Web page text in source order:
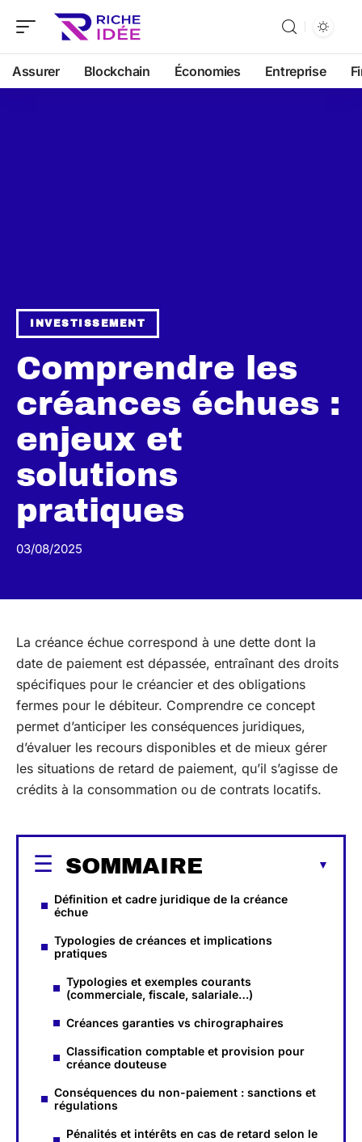
Assurer Blockchain Économies Entreprise
INVESTISSEMENT
Comprendre les
créances échues :
enjeux et
solutions
pratiques
03/08/2025
La créance échue correspond à une dette dont la
date de paiement est dépassée, entraînant des droits
spécifiques pour le créancier et des obligations
fermes pour le débiteur. Comprendre ce concept
permet d’anticiper les conséquences juridiques,
d’évaluer les recours disponibles et de mieux gérer
les situations de retard de paiement, qu’il s’agisse de
crédits à la consommation ou de contrats locatifs.
SOMMAIRE
Définition et cadre juridique de la créance
échue
Typologies de créances et implications
pratiques
Typologies et exemples courants
(commerciale, fiscale, salariale…)
Créances garanties vs chirographaires
Classification comptable et provision pour
créance douteuse
Conséquences du non-paiement : sanctions et
régulations
Pénalités et intérêts en cas de retard selon le